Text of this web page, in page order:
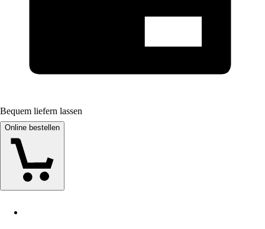
Bequem liefern lassen
Online bestellen